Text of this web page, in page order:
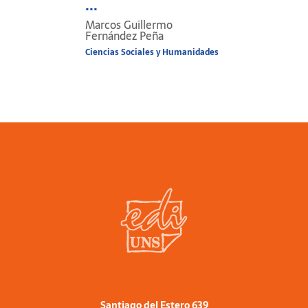
...
Marcos Guillermo
Fernández Peña
Ciencias Sociales y Humanidades